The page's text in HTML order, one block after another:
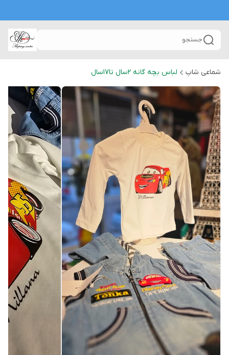
جستجو
شماعی شاپ لباس بچه گانه 2سال تا۱۷سال